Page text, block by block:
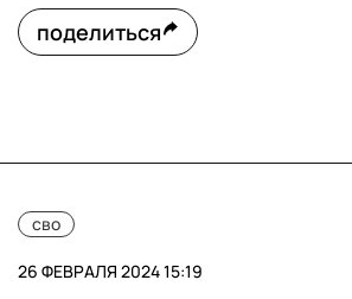
поделиться
сво
26 ФЕВРАЛЯ 2024 15:19